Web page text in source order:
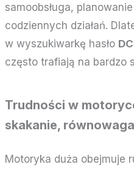
samoobsługa,
codziennych działań.
w wyszukiwarkę hasło
często trafiają na bardzo
Trudności w
skakanie,
Motoryka duża obejmuje